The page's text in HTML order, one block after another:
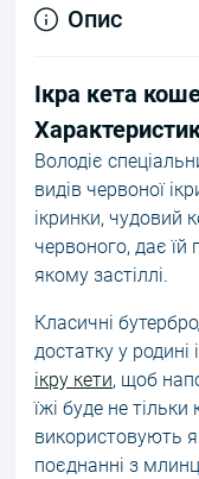
Опис
Ікра кета
Володіє
видів червоної
ікринки, чудовий
червоного, дає
якому застіллі.
Класичні
достатку у
ікру кети, щоб
їжі буде не
використовують
поєднанні з